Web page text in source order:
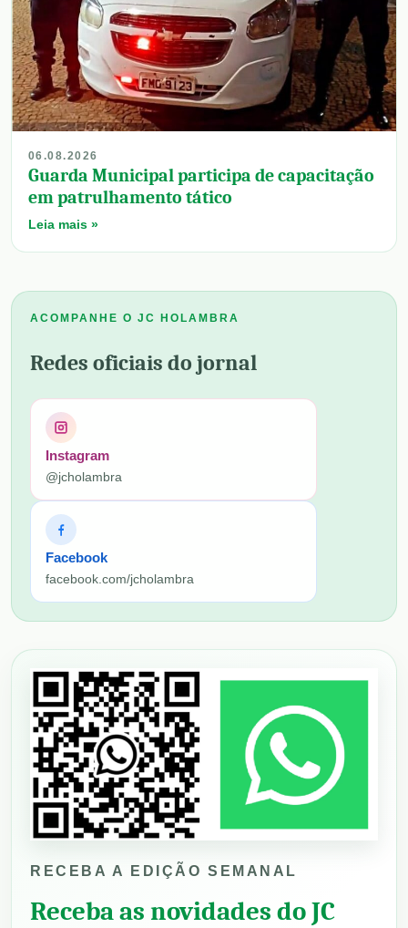
06.08.2026
Guarda Municipal participa de capacitação
em patrulhamento tático
Leia mais »
ACOMPANHE O JC HOLAMBRA
Redes oficiais do jornal
Instagram
@jcholambra
Facebook
facebook.com/jcholambra
RECEBA A EDIÇÃO SEMANAL
Receba as novidades do JC